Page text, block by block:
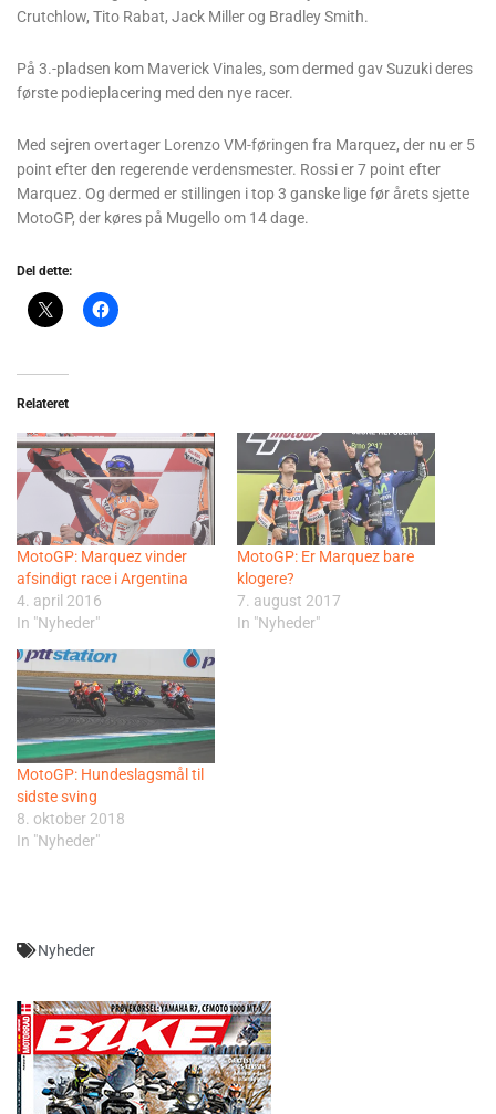
Crutchlow, Tito Rabat, Jack Miller og Bradley Smith.
På 3.-pladsen kom Maverick Vinales, som dermed gav Suzuki deres
første podieplacering med den nye racer.
Med sejren overtager Lorenzo VM-føringen fra Marquez, der nu er 5
point efter den regerende verdensmester. Rossi er 7 point efter
Marquez. Og dermed er stillingen i top 3 ganske lige før årets sjette
MotoGP, der køres på Mugello om 14 dage.
Del dette:
Relateret
MotoGP: Marquez vinder
afsindigt race i Argentina
4. april 2016
In "Nyheder"
MotoGP: Er Marquez bare
klogere?
7. august 2017
In "Nyheder"
MotoGP: Hundeslagsmål til
sidste sving
8. oktober 2018
In "Nyheder"
Nyheder